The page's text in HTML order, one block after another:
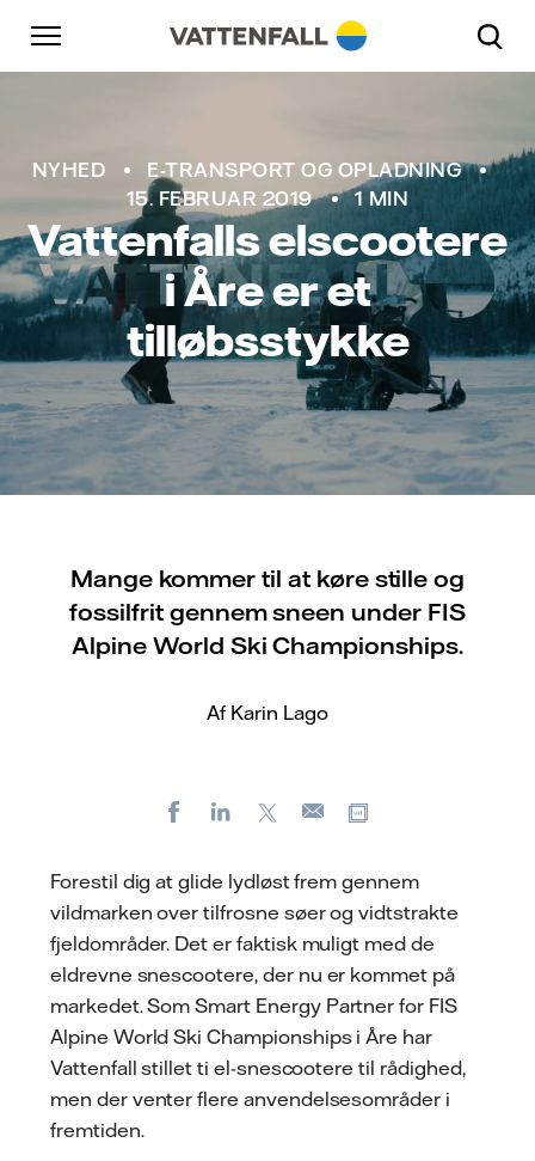
Skift til indhold
Gå til hovednavigation
Gå til sidefod
NYHED
E-TRANSPORT OG OPLADNING
15. FEBRUAR 2019
1 MIN
Vattenfalls elscootere
i Åre er et
tilløbsstykke
Mange kommer til at køre stille og
fossilfrit gennem sneen under FIS
Alpine World Ski Championships.
Af Karin Lago
FacebookLinkedIn
E-
Forestil dig at glide lydløst frem gennem
vildmarken over tilfrosne søer og vidtstrakte
fjeldområder. Det er faktisk muligt med de
eldrevne snescootere, der nu er kommet på
markedet. Som Smart Energy Partner for FIS
Alpine World Ski Championships i Åre har
Vattenfall stillet ti el-snescootere til rådighed,
men der venter flere anvendelsesområder i
fremtiden.
Gå til hovednavigation